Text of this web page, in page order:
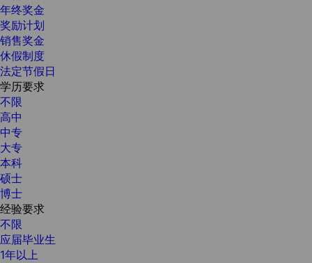
年终奖金
奖励计划
销售奖金
休假制度
法定节假日
学历要求
不限
高中
中专
大专
本科
硕士
博士
经验要求
不限
应届毕业生
1年以上